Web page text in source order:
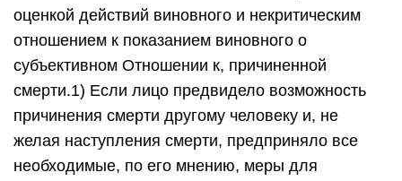
оценкой действий виновного и некритическим
отношением к показанием виновного о
субъективном Отношении к, причиненной
смерти.1) Если лицо предвидело возможность
причинения смерти другому человеку и, не
желая наступления смерти, предприняло все
необходимые, по его мнению, меры для